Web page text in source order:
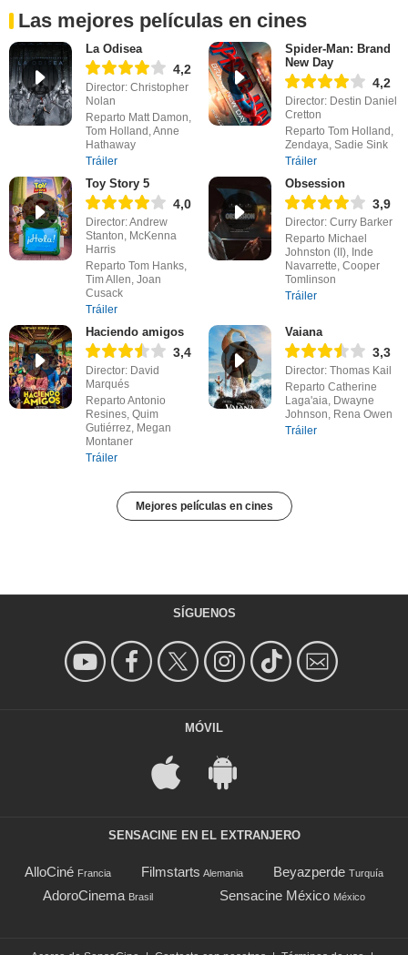
Las mejores películas en cines
La Odisea
4,2
Director: Christopher
Nolan
Reparto Matt Damon,
Tom Holland, Anne
Hathaway
Tráiler
Spider-Man: Brand
New Day
4,2
Director: Destin Daniel
Cretton
Reparto Tom Holland,
Zendaya, Sadie Sink
Tráiler
Toy Story 5
4,0
Director: Andrew
Stanton, McKenna
Harris
Reparto Tom Hanks,
Tim Allen, Joan
Cusack
Tráiler
Obsession
3,9
Director: Curry Barker
Reparto Michael
Johnston (II), Inde
Navarrette, Cooper
Tomlinson
Tráiler
Haciendo amigos
3,4
Director: David
Marqués
Reparto Antonio
Resines, Quim
Gutiérrez, Megan
Montaner
Tráiler
Vaiana
3,3
Director: Thomas Kail
Reparto Catherine
Laga'aia, Dwayne
Johnson, Rena Owen
Tráiler
Mejores películas en cines
SÍGUENOS
MÓVIL
SENSACINE EN EL EXTRANJERO
AlloCiné Francia Filmstarts Alemania Beyazperde Turquía
AdoroCinema Brasil Sensacine México México